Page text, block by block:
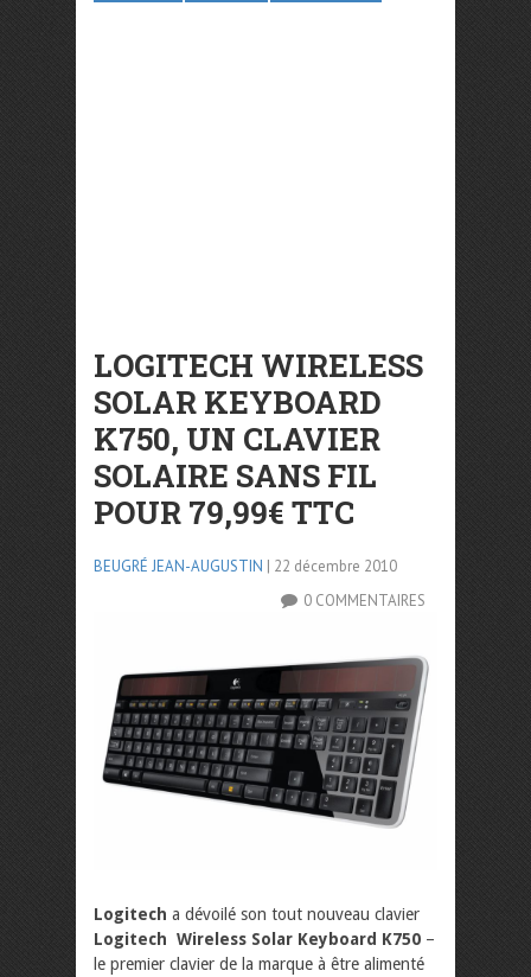
LOGITECH WIRELESS
SOLAR KEYBOARD
K750, UN CLAVIER
SOLAIRE SANS FIL
POUR 79,99€ TTC
BEUGRÉ JEAN-AUGUSTIN | 22 décembre 2010
0 COMMENTAIRES
Logitech a dévoilé son tout nouveau clavier
Logitech Wireless Solar Keyboard K750 –
le premier clavier de la marque à être alimenté